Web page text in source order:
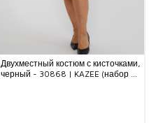
Двухместный костюм с кисточками,
черный - 30868 | KAZEE (набор из